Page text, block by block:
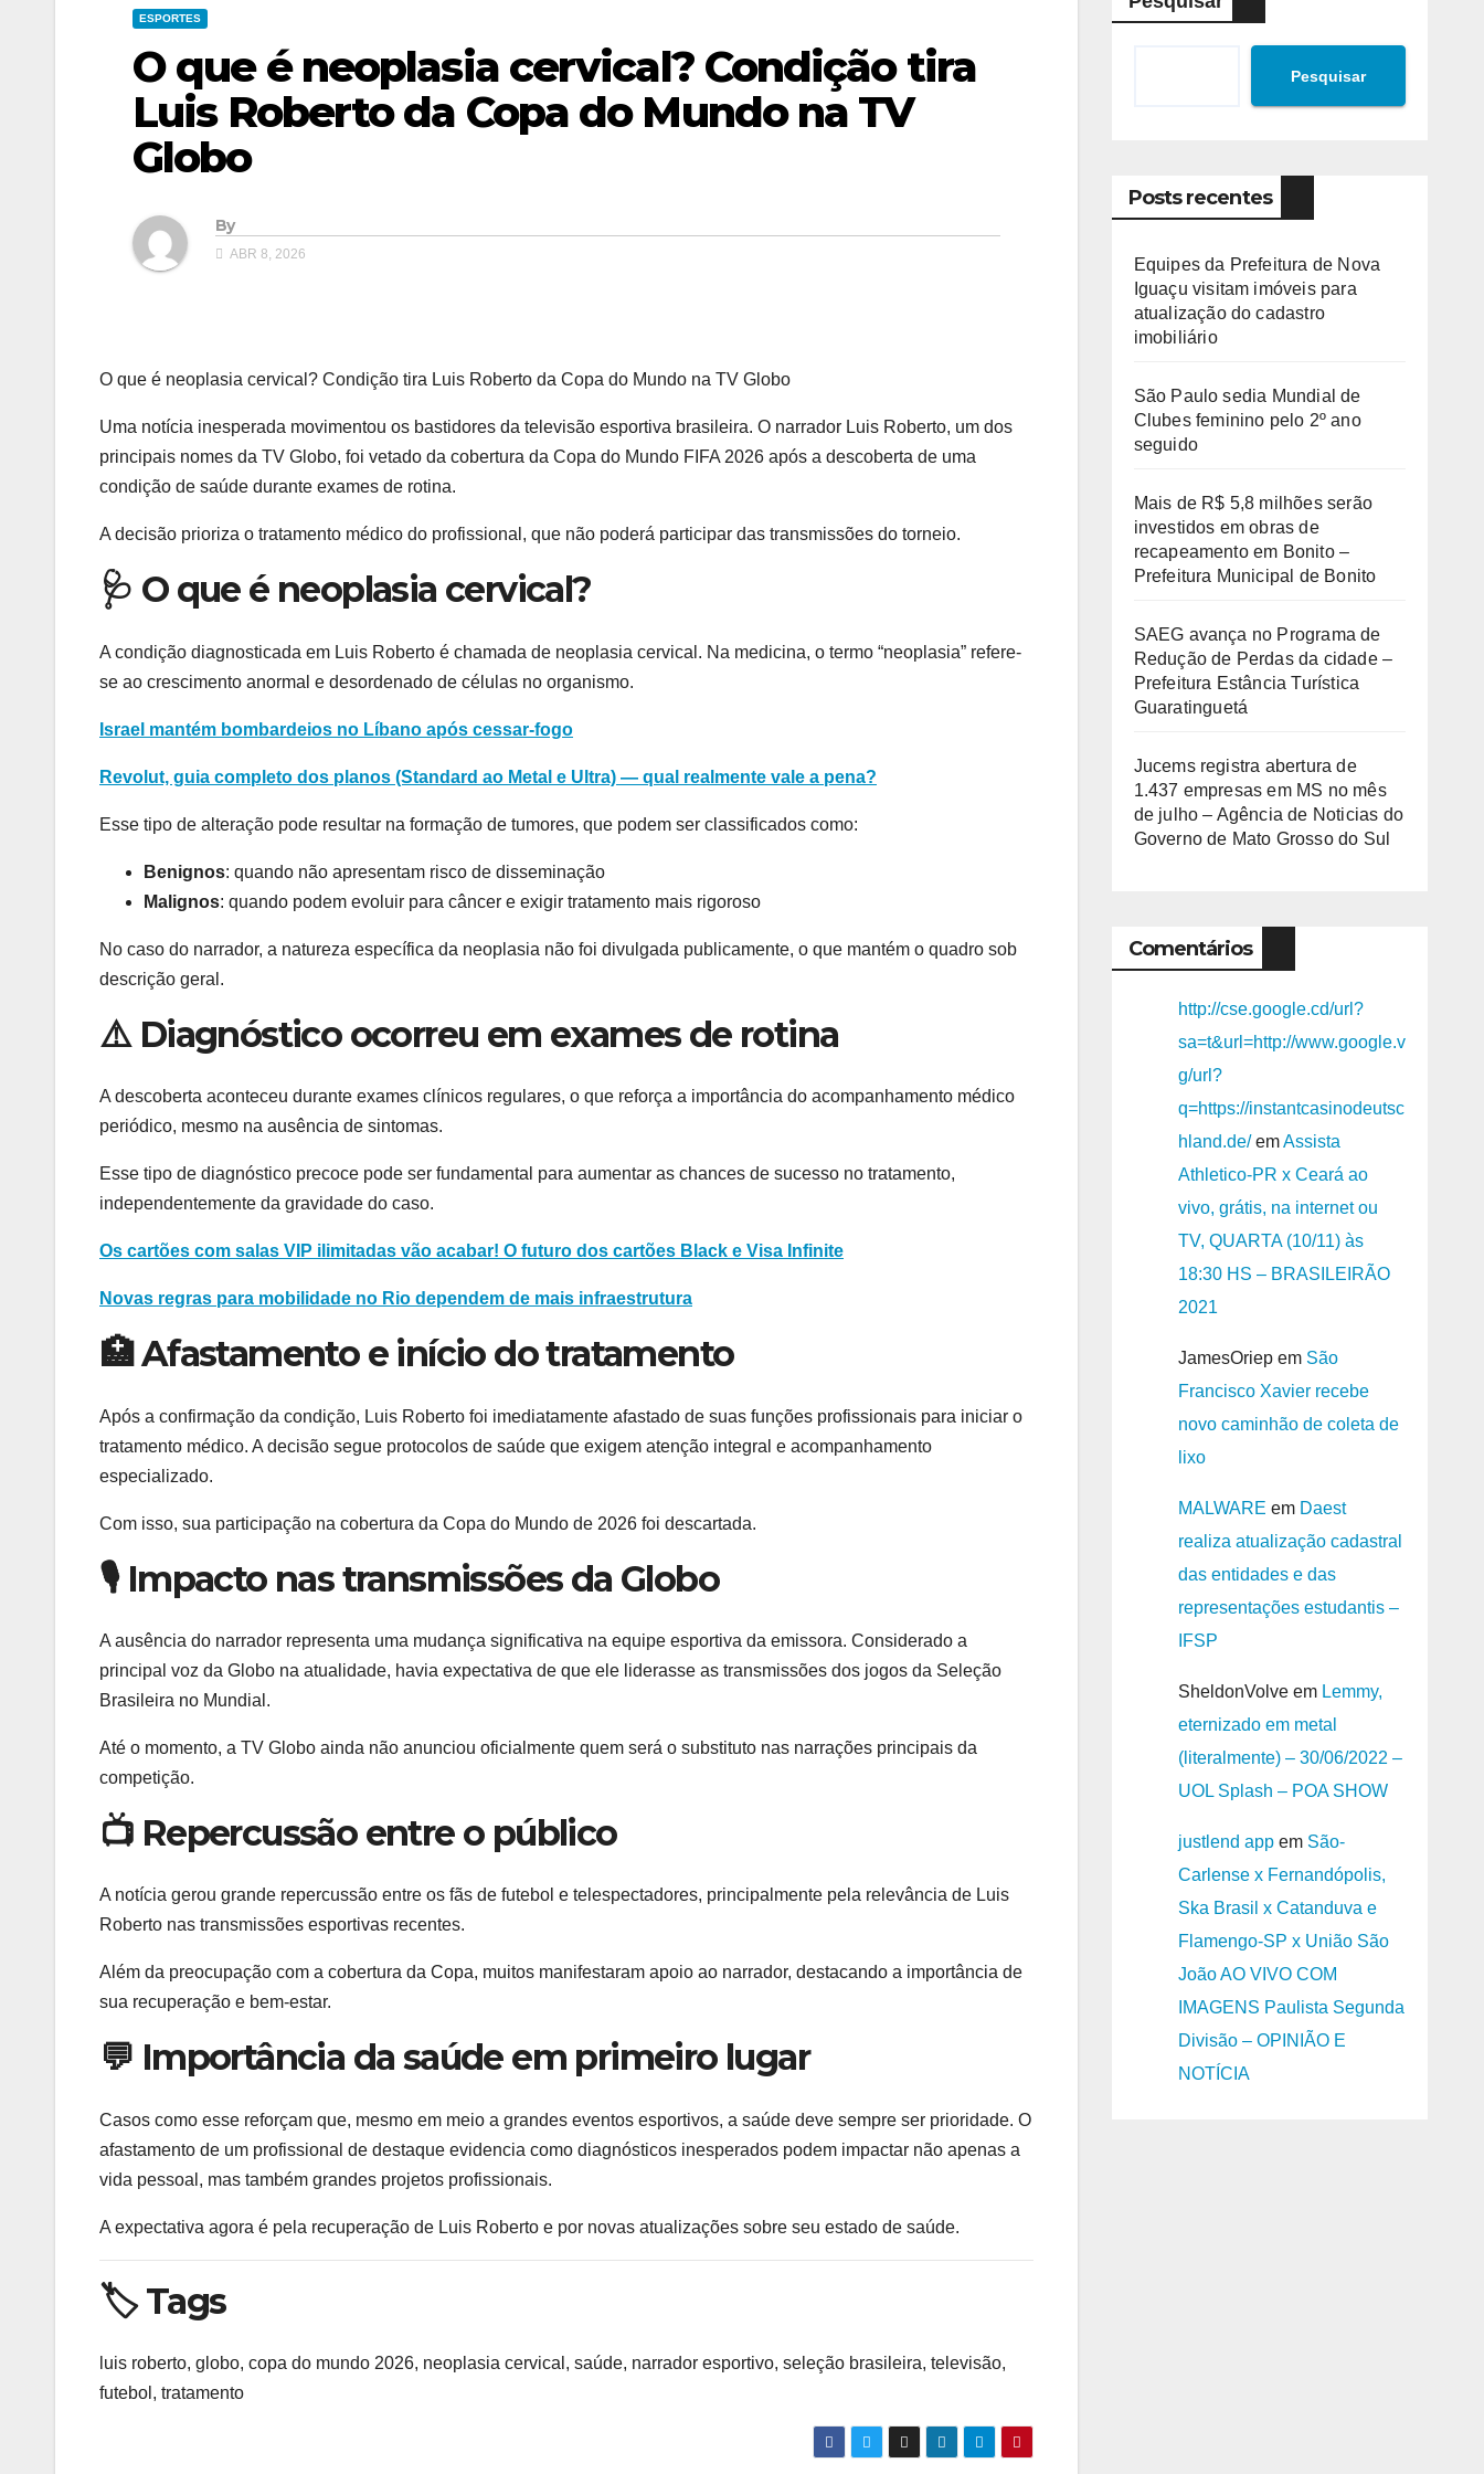
ESPORTES
O que é neoplasia cervical? Condição tira
Luis Roberto da Copa do Mundo na TV
Globo
By
ABR 8, 2026
O que é neoplasia cervical? Condição tira Luis Roberto da Copa do Mundo na TV Globo
Uma notícia inesperada movimentou os bastidores da televisão esportiva brasileira. O narrador Luis Roberto, um dos
principais nomes da TV Globo, foi vetado da cobertura da Copa do Mundo FIFA 2026 após a descoberta de uma
condição de saúde durante exames de rotina.
A decisão prioriza o tratamento médico do profissional, que não poderá participar das transmissões do torneio.
🩺 O que é neoplasia cervical?
A condição diagnosticada em Luis Roberto é chamada de neoplasia cervical. Na medicina, o termo “neoplasia” refere-
se ao crescimento anormal e desordenado de células no organismo.
Israel mantém bombardeios no Líbano após cessar-fogo
Revolut, guia completo dos planos (Standard ao Metal e Ultra) — qual realmente vale a pena?
Esse tipo de alteração pode resultar na formação de tumores, que podem ser classificados como:
Benignos: quando não apresentam risco de disseminação
Malignos: quando podem evoluir para câncer e exigir tratamento mais rigoroso
No caso do narrador, a natureza específica da neoplasia não foi divulgada publicamente, o que mantém o quadro sob
descrição geral.
⚠️ Diagnóstico ocorreu em exames de rotina
A descoberta aconteceu durante exames clínicos regulares, o que reforça a importância do acompanhamento médico
periódico, mesmo na ausência de sintomas.
Esse tipo de diagnóstico precoce pode ser fundamental para aumentar as chances de sucesso no tratamento,
independentemente da gravidade do caso.
Os cartões com salas VIP ilimitadas vão acabar! O futuro dos cartões Black e Visa Infinite
Novas regras para mobilidade no Rio dependem de mais infraestrutura
🏥 Afastamento e início do tratamento
Após a confirmação da condição, Luis Roberto foi imediatamente afastado de suas funções profissionais para iniciar o
tratamento médico. A decisão segue protocolos de saúde que exigem atenção integral e acompanhamento
especializado.
Com isso, sua participação na cobertura da Copa do Mundo de 2026 foi descartada.
🎙️ Impacto nas transmissões da Globo
A ausência do narrador representa uma mudança significativa na equipe esportiva da emissora. Considerado a
principal voz da Globo na atualidade, havia expectativa de que ele liderasse as transmissões dos jogos da Seleção
Brasileira no Mundial.
Até o momento, a TV Globo ainda não anunciou oficialmente quem será o substituto nas narrações principais da
competição.
📺 Repercussão entre o público
A notícia gerou grande repercussão entre os fãs de futebol e telespectadores, principalmente pela relevância de Luis
Roberto nas transmissões esportivas recentes.
Além da preocupação com a cobertura da Copa, muitos manifestaram apoio ao narrador, destacando a importância de
sua recuperação e bem-estar.
💬 Importância da saúde em primeiro lugar
Casos como esse reforçam que, mesmo em meio a grandes eventos esportivos, a saúde deve sempre ser prioridade. O
afastamento de um profissional de destaque evidencia como diagnósticos inesperados podem impactar não apenas a
vida pessoal, mas também grandes projetos profissionais.
A expectativa agora é pela recuperação de Luis Roberto e por novas atualizações sobre seu estado de saúde.
🏷️ Tags
luis roberto, globo, copa do mundo 2026, neoplasia cervical, saúde, narrador esportivo, seleção brasileira, televisão,
futebol, tratamento
Pesquisar
Posts recentes
Equipes da Prefeitura de Nova
Iguaçu visitam imóveis para
atualização do cadastro
imobiliário
São Paulo sedia Mundial de
Clubes feminino pelo 2º ano
seguido
Mais de R$ 5,8 milhões serão
investidos em obras de
recapeamento em Bonito –
Prefeitura Municipal de Bonito
SAEG avança no Programa de
Redução de Perdas da cidade –
Prefeitura Estância Turística
Guaratinguetá
Jucems registra abertura de
1.437 empresas em MS no mês
de julho – Agência de Noticias do
Governo de Mato Grosso do Sul
Comentários
http://cse.google.cd/url?
sa=t&url=http://www.google.v
g/url?
q=https://instantcasinodeutsc
hland.de/emAssista
Athletico-PR x Ceará ao
vivo, grátis, na internet ou
TV, QUARTA (10/11) às
18:30 HS – BRASILEIRÃO
2021
JamesOriepem São
Francisco Xavier recebe
novo caminhão de coleta de
lixo
MALWARE em Daest
realiza atualização cadastral
das entidades e das
representações estudantis –
IFSP
SheldonVolveem Lemmy,
eternizado em metal
(literalmente) – 30/06/2022 –
UOL Splash – POA SHOW
justlend appem São-
Carlense x Fernandópolis,
Ska Brasil x Catanduva e
Flamengo-SP x União São
João AO VIVO COM
IMAGENS Paulista Segunda
Divisão – OPINIÃO E
NOTÍCIA